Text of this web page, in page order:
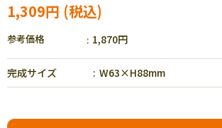
1,309円
参考価格 1,870円
完成サイズ W63×H88mm